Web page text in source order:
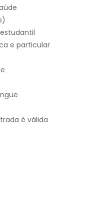
e particular
é válida